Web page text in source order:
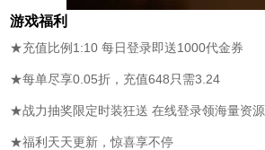
游戏福利
★充值比例1:10 每日登录即送1000代金券
★每单尽享0.05折，充值648只需3.24
★战力抽奖限定时装狂送 在线登录领海量资源
★福利天天更新，惊喜享不停